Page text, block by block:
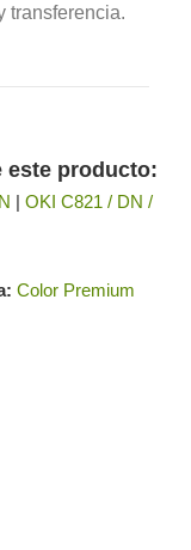
transferencia.
este producto:
| OKI C821 / DN /
Color Premium